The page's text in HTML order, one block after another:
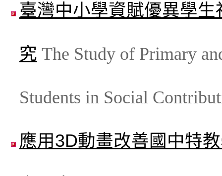
臺灣中小學資賦優異學
究 The Study of Primary
Students in Social
應用3D動畫改善國中特